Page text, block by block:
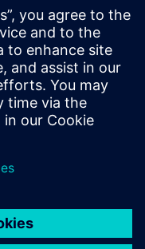
Kurt pracuje ve
pracoval ve
asistent v komplexu
navíc rozsáhlé
systémy a
oblasti metod,
se kterými se inženýři